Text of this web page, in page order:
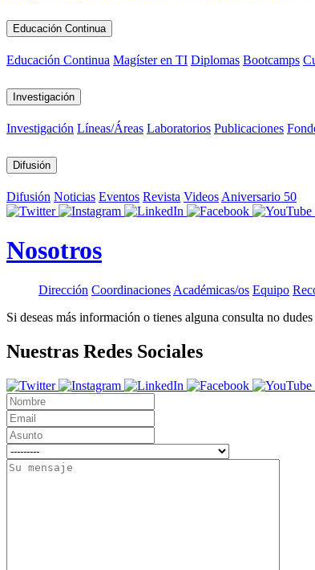
Educación Continua
Educación Continua Magíster en TI Diplomas Bootcamps
Investigación
Investigación Líneas/Áreas Laboratorios Publicaciones
Difusión
Difusión Noticias Eventos Revista Videos Aniversario 50
Nosotros
Dirección Coordinaciones Académicas/os Equipo
Si deseas más información o tienes alguna consulta no
Nuestras Redes Sociales